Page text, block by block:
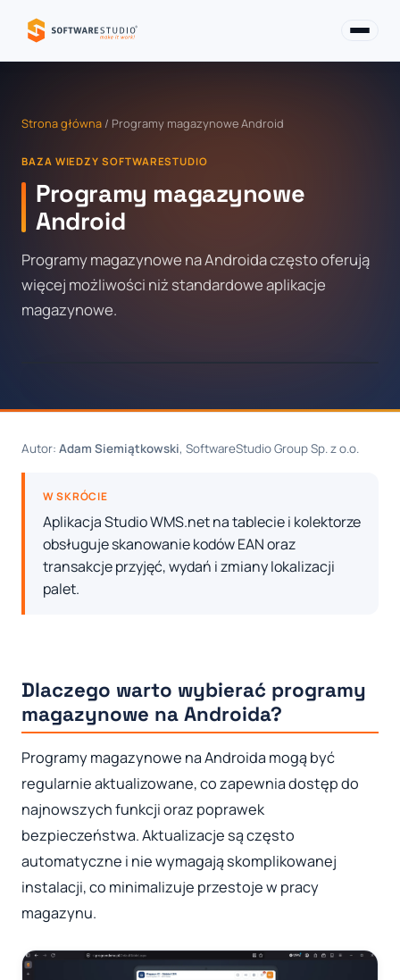
Strona główna / Programy magazynowe Android
BAZA WIEDZY SOFTWARESTUDIO
Programy magazynowe
Android
Programy magazynowe na Androida często oferują
więcej możliwości niż standardowe aplikacje
magazynowe.
Autor: Adam Siemiątkowski, SoftwareStudio Group Sp. z o.o.
W SKRÓCIE
Aplikacja Studio WMS.net na tablecie i kolektorze
obsługuje skanowanie kodów EAN oraz
transakcje przyjęć, wydań i zmiany lokalizacji
palet.
Dlaczego warto wybierać programy
magazynowe na Androida?
Programy magazynowe na Androida mogą być
regularnie aktualizowane, co zapewnia dostęp do
najnowszych funkcji oraz poprawek
bezpieczeństwa. Aktualizacje są często
automatyczne i nie wymagają skomplikowanej
instalacji, co minimalizuje przestoje w pracy
magazynu.